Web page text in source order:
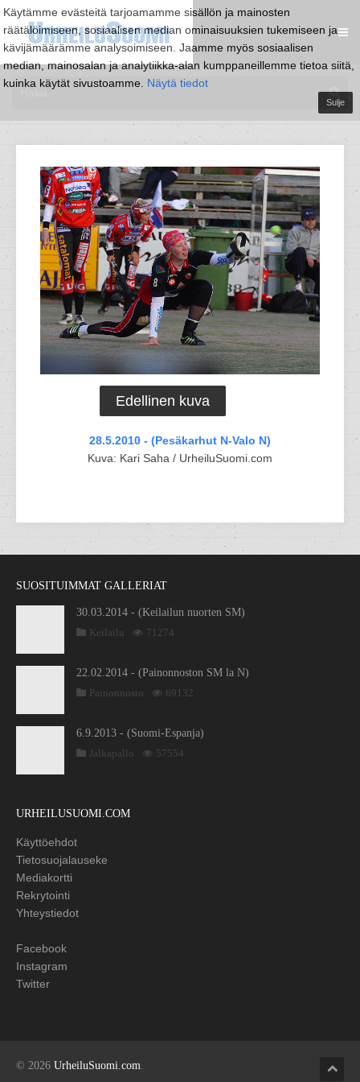
Käytämme evästeitä tarjoamamme sisällön ja mainosten
räätälöimiseen, sosiaalisen median ominaisuuksien tukemiseen ja
kävijämäärämme analysoimiseen. Jaamme myös sosiaalisen
median, mainosalan ja analytiikka-alan kumppaneillemme tietoa siitä,
kuinka käytät sivustoamme. Näytä tiedot
Sulje
Edellinen kuva
28.5.2010 - (Pesäkarhut N-Valo N)
Kuva: Kari Saha / UrheiluSuomi.com
SUOSITUIMMAT GALLERIAT
30.03.2014 - (Keilailun nuorten SM)
Keilailu
71274
22.02.2014 - (Painonnoston SM la N)
Painonnosto
69132
6.9.2013 - (Suomi-Espanja)
Jalkapallo
57554
URHEILUSUOMI.COM
Käyttöehdot
Tietosuojalauseke
Mediakortti
Rekrytointi
Yhteystiedot
Facebook
Instagram
Twitter
© 2026 UrheiluSuomi.com.